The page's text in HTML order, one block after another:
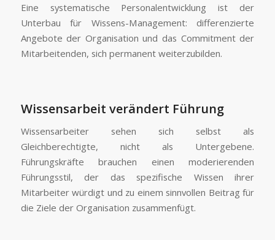
Eine systematische Personalentwicklung ist der
Unterbau für Wissens-Management: differenzierte
Angebote der Organisation und das Commitment der
Mitarbeitenden, sich permanent weiterzubilden.
Wissensarbeit verändert Führung
Wissensarbeiter sehen sich selbst als
Gleichberechtigte, nicht als Untergebene.
Führungskräfte brauchen einen moderierenden
Führungsstil, der das spezifische Wissen ihrer
Mitarbeiter würdigt und zu einem sinnvollen Beitrag für
die Ziele der Organisation zusammenfügt.